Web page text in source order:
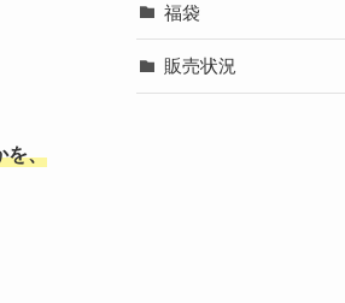
を、
福袋
販売状況